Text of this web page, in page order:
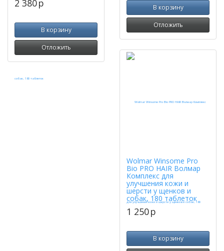
2 380p
В корзину
Отложить
В корзину
Отложить
Wolmar Winsome Pro
Bio PRO HAIR Волмар
Комплекс для
улучшения кожи и
шерсти у щенков и
собак, 180 таблеток
1 250p
В корзину